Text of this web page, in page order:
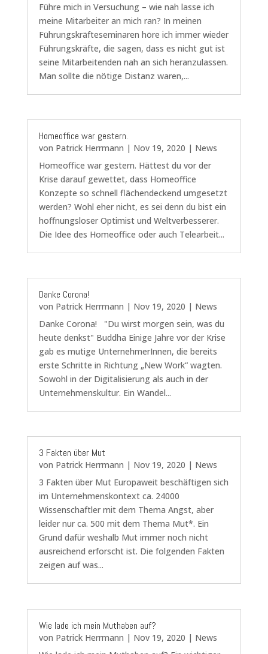
Führe mich in Versuchung – wie nah lasse ich
meine Mitarbeiter an mich ran? In meinen
Führungskräfteseminaren höre ich immer wieder
Führungskräfte, die sagen, dass es nicht gut ist
seine Mitarbeitenden nah an sich heranzulassen.
Man sollte die nötige Distanz waren,...
Homeoffice war gestern.
von Patrick Herrmann | Nov 19, 2020 | News
Homeoffice war gestern. Hättest du vor der
Krise darauf gewettet, dass Homeoffice
Konzepte so schnell flächendeckend umgesetzt
werden? Wohl eher nicht, es sei denn du bist ein
hoffnungsloser Optimist und Weltverbesserer.
Die Idee des Homeoffice oder auch Telearbeit...
Danke Corona!
von Patrick Herrmann | Nov 19, 2020 | News
Danke Corona! "Du wirst morgen sein, was du
heute denkst" Buddha Einige Jahre vor der Krise
gab es mutige UnternehmerInnen, die bereits
erste Schritte in Richtung „New Work“ wagten.
Sowohl in der Digitalisierung als auch in der
Unternehmenskultur. Ein Wandel...
3 Fakten über Mut
von Patrick Herrmann | Nov 19, 2020 | News
3 Fakten über Mut Europaweit beschäftigen sich
im Unternehmenskontext ca. 24000
Wissenschaftler mit dem Thema Angst, aber
leider nur ca. 500 mit dem Thema Mut*. Ein
Grund dafür weshalb Mut immer noch nicht
ausreichend erforscht ist. Die folgenden Fakten
zeigen auf was...
Wie lade ich mein Muthaben auf?
von Patrick Herrmann | Nov 19, 2020 | News